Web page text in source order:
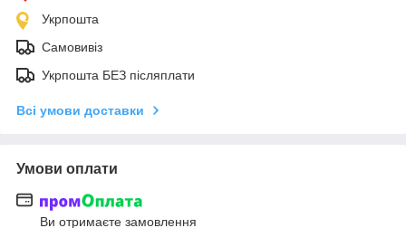
Укрпошта
Самовивіз
Укрпошта БЕЗ післяплати
Всі умови доставки
Умови оплати
Ви отримаєте замовлення